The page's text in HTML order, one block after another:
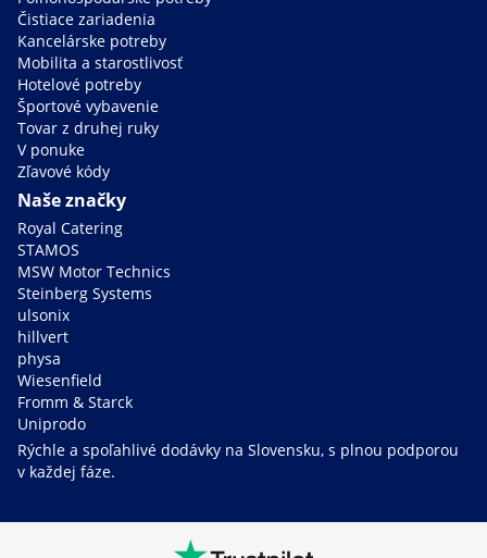
Čistiace zariadenia
Kancelárske potreby
Mobilita a starostlivosť
Hotelové potreby
Športové vybavenie
Tovar z druhej ruky
V ponuke
Zľavové kódy
Naše značky
Royal Catering
STAMOS
MSW Motor Technics
Steinberg Systems
ulsonix
hillvert
physa
Wiesenfield
Fromm & Starck
Uniprodo
Rýchle a spoľahlivé dodávky na Slovensku, s plnou podporou
v každej fáze.